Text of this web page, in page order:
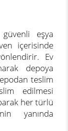
eşya
içerisinde
Ev
depoya
teslim
edilmesi
her türlü
yanında